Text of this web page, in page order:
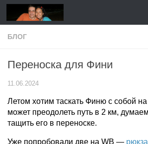
Перейти к содержимому
БЛОГ
Переноска для Фини
11.06.2024
Летом хотим таскать Финю с собой
может преодолеть путь в 2 км,
тащить его в переноске.
Уже попробовали две на WB —